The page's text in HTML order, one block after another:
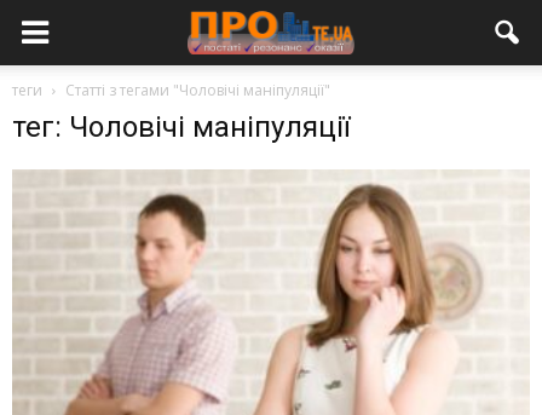
теги Статті з тегами "Чоловічі маніпуляції"
тег: Чоловічі маніпуляції